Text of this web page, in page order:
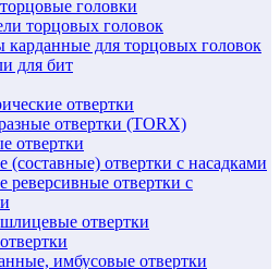
головки
торцовых головок
для торцовых головок
для бит
отвертки
отвертки (TORX)
отвертки
(составные) отвертки с насадками
реверсивные отвертки с
отвертки
имбусовые отвертки